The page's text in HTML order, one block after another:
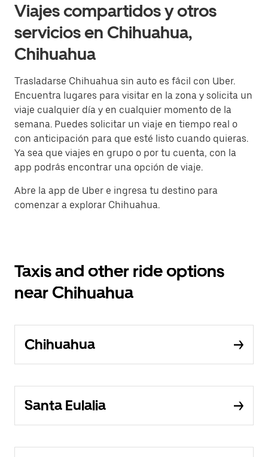
Viajes compartidos y otros
servicios en Chihuahua,
Chihuahua
Trasladarse Chihuahua sin auto es fácil con Uber.
Encuentra lugares para visitar en la zona y solicita un
viaje cualquier día y en cualquier momento de la
semana. Puedes solicitar un viaje en tiempo real o
con anticipación para que esté listo cuando quieras.
Ya sea que viajes en grupo o por tu cuenta, con la
app podrás encontrar una opción de viaje.
Abre la app de Uber e ingresa tu destino para
comenzar a explorar Chihuahua.
Taxis and other ride options
near Chihuahua
Chihuahua
Santa Eulalia